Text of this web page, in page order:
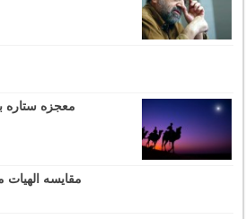
معجزه ستاره
مقایسه